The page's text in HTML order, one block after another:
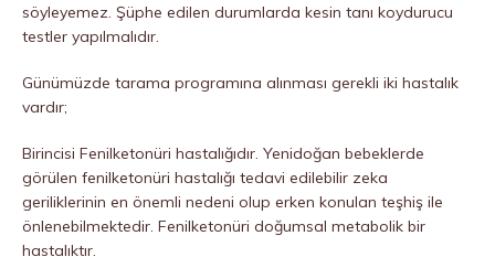
söyleyemez. Şüphe edilen durumlarda kesin tanı koydurucu
testler yapılmalıdır.
Günümüzde tarama programına alınması gerekli iki hastalık
vardır;
Birincisi Fenilketonüri hastalığıdır. Yenidoğan bebeklerde
görülen fenilketonüri hastalığı tedavi edilebilir zeka
geriliklerinin en önemli nedeni olup erken konulan teşhiş ile
önlenebilmektedir. Fenilketonüri doğumsal metabolik bir
hastalıktır.